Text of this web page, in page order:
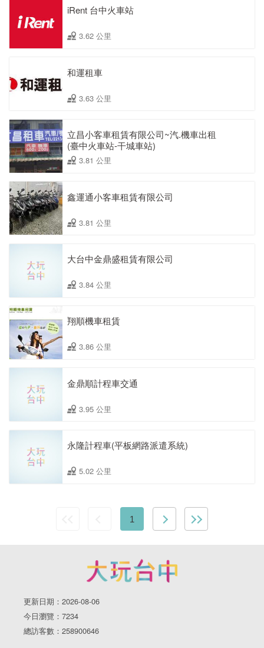
iRent 台中火車站
3.62 公里
和運租車
3.63 公里
立昌小客車租賃有限公司~汽.機車出租
(臺中火車站-干城車站)
3.81 公里
鑫運通小客車租賃有限公司
3.81 公里
大台中金鼎盛租賃有限公司
3.84 公里
翔順機車租賃
3.86 公里
金鼎順計程車交通
3.95 公里
永隆計程車(平板網路派遣系統)
5.02 公里
1
更新日期：2026-08-06
今日瀏覽：7234
總訪客數：258900646